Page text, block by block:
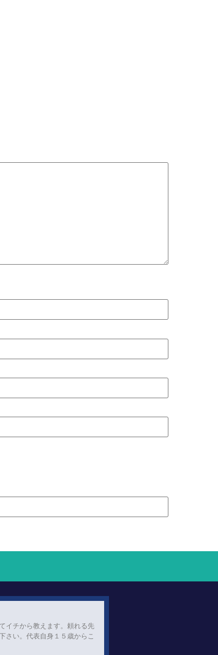
イチから教えます。頼れる先
さい。代表自身１５歳からこ